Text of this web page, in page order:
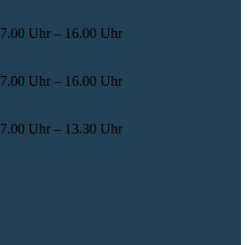
7.00 Uhr – 16.00 Uhr
7.00 Uhr – 16.00 Uhr
7.00 Uhr – 13.30 Uhr